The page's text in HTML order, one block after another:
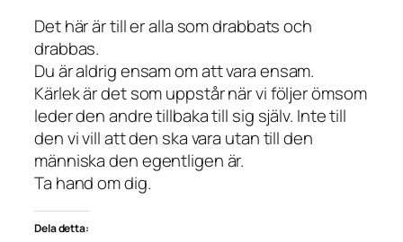
Det här är till er alla som drabbats och
drabbas.
Du är aldrig ensam om att vara ensam.
Kärlek är det som uppstår när vi följer ömsom
leder den andre tillbaka till sig själv. Inte till
den vi vill att den ska vara utan till den
människa den egentligen är.
Ta hand om dig.
Dela detta: